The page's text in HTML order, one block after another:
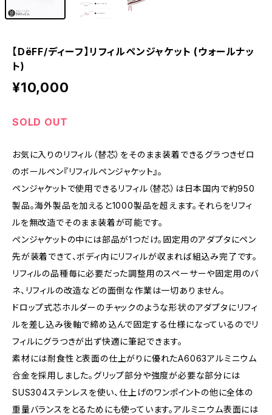
【DëFF/ディーフ】リフィルペンジャケット (ウォールナッ
ト)
¥10,000
SOLD OUT
お気に入りのリフィル（替芯）をそのまま装着できるグラつきゼロ
のボールペン『リフィルペンジャケット』。
ペンジャケットで使⽤できるリフィル（替芯）は⽇本国内で約950
製品。海外製品を加えると1000製品を超えます。それらをリフィ
ルを無改造でそのまま装着が可能です。
ぺンジャケットの中には部品が1つだけ。固定⽤のアダプタにペン
先が装着できて、ボディ内にリフィルが収まれば組込み完了です。
リフィルの品種毎に必要だった調整⽤のスペーサーや固定⽤のバ
ネ、リフィルの改造などの⾯倒な作業は⼀切ありません。
ドロップ式芯ホルダーのチャックのような形状のアダプタにリフィ
ルを差し込み後軸で締め込んで固定する仕様になっているのでリ
フィルにグラつきが出ず快適に筆記できます。
素材には耐⾷性と表⾯の仕上がりに優れたA6063アルミニウム
合⾦を採⽤しました。グリップ部分や強度が必要な部分には
SUS304ステンレスを使い、仕上げのワンポイントの他に全体の
重量バランスをとるためにも使っています。アルミニウム表⾯には